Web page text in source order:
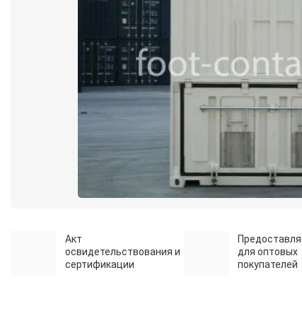
Акт
освидетельствования и
сертификации
для оптовых
покупателей